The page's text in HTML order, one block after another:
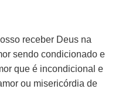
receber Deus na
sendo condicionado e
que é incondicional e
ou misericórdia de